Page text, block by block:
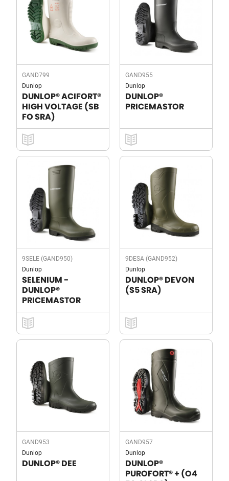
GAND799
Dunlop
DUNLOP® ACIFORT®
HIGH VOLTAGE (SB
FO SRA)
GAND955
Dunlop
DUNLOP®
PRICEMASTOR
9SELE (GAND950)
Dunlop
SELENIUM -
DUNLOP®
PRICEMASTOR
9DESA (GAND952)
Dunlop
DUNLOP® DEVON
(S5 SRA)
GAND953
Dunlop
DUNLOP® DEE
GAND957
Dunlop
DUNLOP®
PUROFORT® + (O4